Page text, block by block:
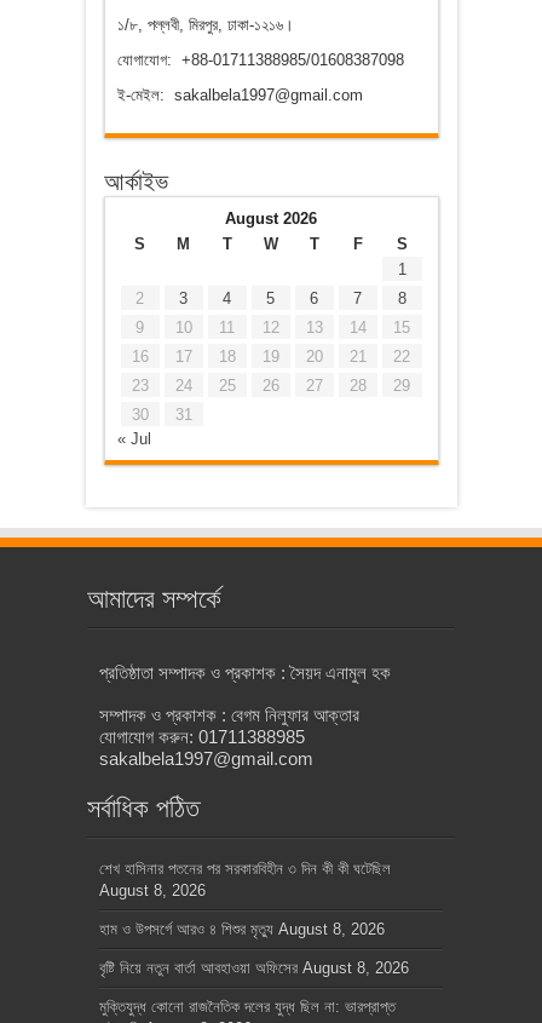
১/৮, পল্লবী, মিরপুর, ঢাকা-১২১৬।
যোগাযোগ: +88-01711388985/01608387098
ই-মেইল: sakalbela1997@gmail.com
আর্কাইভ
August 2026
S
M T W T F
S
1
2
3 4 5 6 7
8
9
10 11 12 13 14
15
16
17 18 19 20 21
22
23
24 25 26 27 28
29
30
31
« Jul
আমাদের সম্পর্কে
প্রতিষ্ঠাতা সম্পাদক ও প্রকাশক : সৈয়দ এনামুল হক
সম্পাদক ও প্রকাশক : বেগম নিলুফার আক্তার
যোগাযোগ করুন: 01711388985
sakalbela1997@gmail.com
সর্বাধিক পঠিত
শেখ হাসিনার পতনের পর সরকারবিহীন ৩ দিন কী কী ঘটেছিল
August 8, 2026
হাম ও উপসর্গে আরও ৪ শিশুর মৃত্যু August 8, 2026
বৃষ্টি নিয়ে নতুন বার্তা আবহাওয়া অফিসের August 8, 2026
মুক্তিযুদ্ধ কোনো রাজনৈতিক দলের যুদ্ধ ছিল না: ভারপ্রাপ্ত